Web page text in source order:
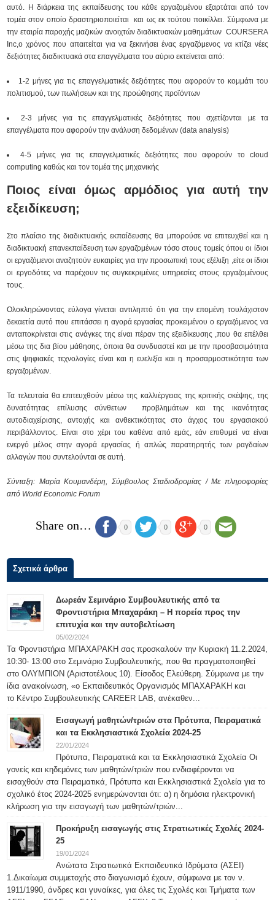
αυτό. Η διάρκεια της εκπαίδευσης του κάθε εργαζομένου εξαρτάται από τον
τομέα στον οποίο δραστηριοποιείται και ως εκ τούτου ποικίλλει. Σύμφωνα με
την εταιρία παροχής μαζικών ανοιχτών διαδικτυακών μαθημάτων COURSERA
Inc,ο χρόνος που απαιτείται για να ξεκινήσει ένας εργαζόμενος να κτίζει νέες
δεξιότητες διαδικτυακά στα επαγγέλματα του αύριο εκτείνεται από:
1-2 μήνες για τις επαγγελματικές δεξιότητες που αφορούν το κομμάτι του
πολιτισμού, των πωλήσεων και της προώθησης προϊόντων
2-3 μήνες για τις επαγγελματικές δεξιότητες που σχετίζονται με τα
επαγγέλματα που αφορούν την ανάλυση δεδομένων (data analysis)
4-5 μήνες για τις επαγγελματικές δεξιότητες που αφορούν το cloud
computing καθώς και τον τομέα της μηχανικής
Ποιος είναι όμως αρμόδιος για αυτή την
εξειδίκευση;
Στο πλαίσιο της διαδικτυακής εκπαίδευσης θα μπορούσε να επιτευχθεί και η
διαδικτυακή επανεκπαίδευση των εργαζομένων τόσο στους τομείς όπου οι ίδιοι
οι εργαζόμενοι αναζητούν ευκαιρίες για την προσωπική τους εξέλιξη ,είτε οι ίδιοι
οι εργοδότες να παρέχουν τις συγκεκριμένες υπηρεσίες στους εργαζομένους
τους.
Ολοκληρώνοντας εύλογα γίνεται αντιληπτό ότι για την επομένη τουλάχιστον
δεκαετία αυτό που επιτάσσει η αγορά εργασίας προκειμένου ο εργαζόμενος να
ανταποκρίνεται στις ανάγκες της είναι πέραν της εξειδίκευσης ,που θα επέλθει
μέσω της δια βίου μάθησης, όποια θα συνδυαστεί και με την προσβασιμότητα
στις ψηφιακές τεχνολογίες είναι και η ευελιξία και η προσαρμοστικότητα των
εργαζομένων.
Τα τελευταία θα επιτευχθούν μέσω της καλλιέργειας της κριτικής σκέψης, της
δυνατότητας επίλυσης σύνθετων προβλημάτων και της ικανότητας
αυτοδιαχείρισης, αντοχής και ανθεκτικότητας στο άγχος του εργασιακού
περιβάλλοντος. Είναι στο χέρι του καθένα από εμάς, εάν επιθυμεί να είναι
ενεργό μέλος στην αγορά εργασίας ή απλώς παρατηρητής των ραγδαίων
αλλαγών που συντελούνται σε αυτή.
Σύνταξη: Μαρία Κουμανδέρη, Σύμβουλος Σταδιοδρομίας / Με πληροφορίες
από World Economic Forum
Share on… 0 0 0
Σχετικά άρθρα
Δωρεάν Σεμινάριο Συμβουλευτικής από τα
Φροντιστήρια Μπαχαράκη – Η πορεία προς την
επιτυχία και την αυτοβελτίωση
05/02/2024
Τα Φροντιστήρια ΜΠΑΧΑΡΑΚΗ σας προσκαλούν την Κυριακή 11.2.2024,
10:30- 13:00 στο Σεμινάριο Συμβουλευτικής, που θα πραγματοποιηθεί
στο ΟΛΥΜΠΙΟΝ (Αριστοτέλους 10). Είσοδος Ελεύθερη. Σύμφωνα με την
ίδια ανακοίνωση, «ο Εκπαιδευτικός Οργανισμός ΜΠΑΧΑΡΑΚΗ και
το Κέντρο Συμβουλευτικής CAREER LAB, ανέκαθεν...
Εισαγωγή μαθητών/τριών στα Πρότυπα, Πειραματικά
και τα Εκκλησιαστικά Σχολεία 2024-25
22/01/2024
Πρότυπα, Πειραματικά και τα Εκκλησιαστικά Σχολεία Οι
γονείς και κηδεμόνες των μαθητών/τριών που ενδιαφέρονται να
εισαχθούν στα Πειραματικά, Πρότυπα και Εκκλησιαστικά Σχολεία για το
σχολικό έτος 2024-2025 ενημερώνονται ότι: α) η δημόσια ηλεκτρονική
κλήρωση για την εισαγωγή των μαθητών/τριών...
Προκήρυξη εισαγωγής στις Στρατιωτικές Σχολές 2024-
25
19/01/2024
Ανώτατα Στρατιωτικά Εκπαιδευτικά Ιδρύματα (ΑΣΕΙ)
1.Δικαίωμα συμμετοχής στο διαγωνισμό έχουν, σύμφωνα με τον ν.
1911/1990, άνδρες και γυναίκες, για όλες τις Σχολές και Τμήματα των